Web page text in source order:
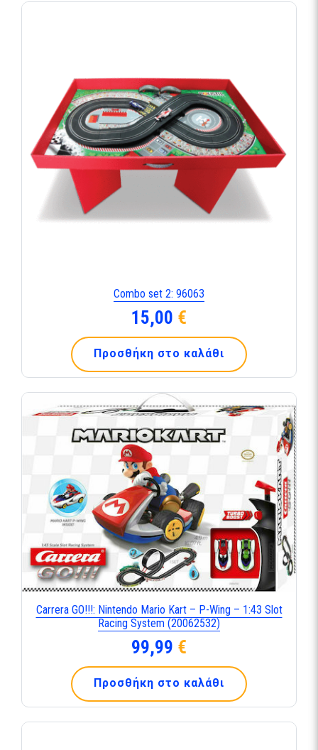
Combo set 2: 96063
15,00 €
Προσθήκη στο καλάθι
Carrera GO!!!: Nintendo Mario Kart – P-Wing – 1:43 Slot
Racing System (20062532)
99,99 €
Προσθήκη στο καλάθι